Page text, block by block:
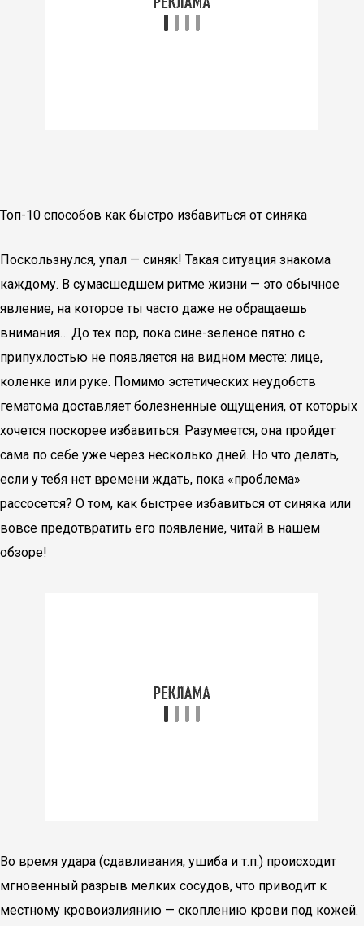
Топ-10 способов как быстро избавиться от синяка
Поскользнулся, упал — синяк! Такая ситуация знакома
каждому. В сумасшедшем ритме жизни — это обычное
явление, на которое ты часто даже не обращаешь
внимания… До тех пор, пока сине-зеленое пятно с
припухлостью не появляется на видном месте: лице,
коленке или руке. Помимо эстетических неудобств
гематома доставляет болезненные ощущения, от которых
хочется поскорее избавиться. Разумеется, она пройдет
сама по себе уже через несколько дней. Но что делать,
если у тебя нет времени ждать, пока «проблема»
рассосется? О том, как быстрее избавиться от синяка или
вовсе предотвратить его появление, читай в нашем
обзоре!
Во время удара (сдавливания, ушиба и т.п.) происходит
мгновенный разрыв мелких сосудов, что приводит к
местному кровоизлиянию — скоплению крови под кожей.